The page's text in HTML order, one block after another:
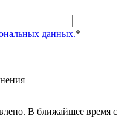
данных.*
В ближайшее время с